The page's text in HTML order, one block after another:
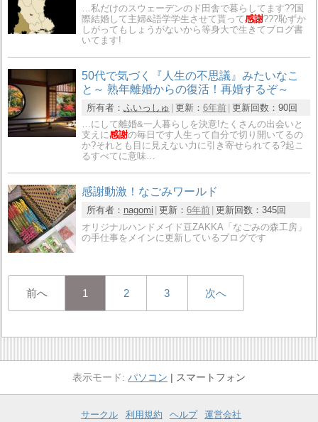
…私だけのスウェーデンのド田舎で暮らしてます??国
際結婚して主婦&語学学生させて貰って感謝??‍?恥ずか
しがってもしょうがないから等身大で生きてブログ書
いてます!
50代で気づく『人生の不思議』みたいなこ
と～ 熟年離婚からの復活！再婚するぞ～
所有者： ふいっしゅ 更新： 6年前 更新回数： 90回
…にして離婚&一人暮らしを決意!たくさんの出会いと
支えに感謝の毎日です人生って自分で切り開いてるの
か?それとも目に見えない力に引き寄せられてる?起こ
るすべてに意味…
感謝動激！なごみワールド
所有者： nagomi 更新： 6年前 更新回数： 345回
オリジナルハンドメイド豆ZAKKA「なごみの森工房」
の手仕事をメインに更新しているブログです
前へ 1 2 3 次へ
パソコン スマートフォン
サークル 利用規約 ヘルプ 運営会社